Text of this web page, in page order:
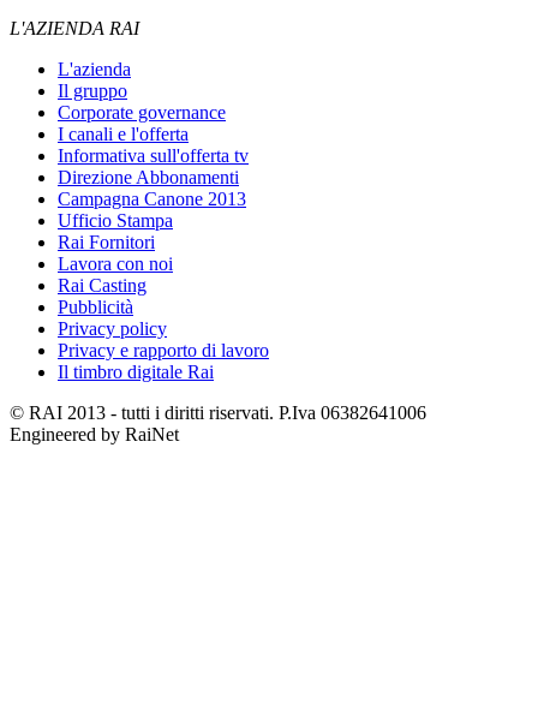
L'AZIENDA RAI
L'azienda
Il gruppo
Corporate governance
I canali e l'offerta
Informativa sull'offerta tv
Direzione Abbonamenti
Campagna Canone 2013
Ufficio Stampa
Rai Fornitori
Lavora con noi
Rai Casting
Pubblicità
Privacy policy
Privacy e rapporto di lavoro
Il timbro digitale Rai
© RAI 2013 - tutti i diritti riservati. P.Iva 06382641006
Engineered by RaiNet